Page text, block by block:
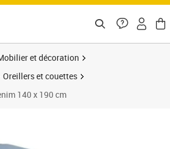
et décoration
Oreillers et couettes
140 x 190 cm